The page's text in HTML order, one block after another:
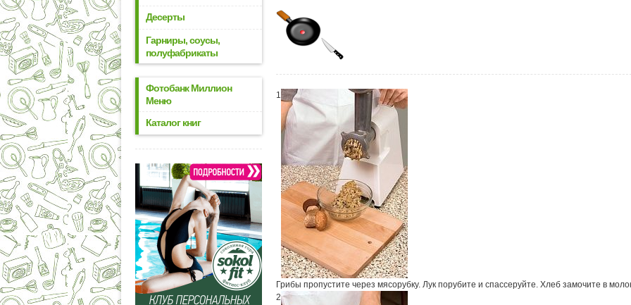
Десерты
Гарниры, соусы,
полуфабрикаты
Фотобанк Миллион
Меню
Каталог книг
1
Грибы пропустите через мясорубку. Лук порубите и спассеруйте. Хлеб замочите в
2